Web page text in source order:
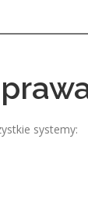
systemy: